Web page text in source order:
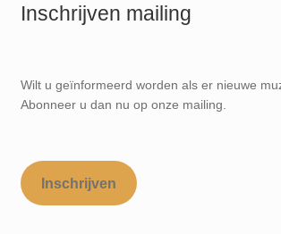
Inschrijven mailing
Wilt u geïnformeerd worden als er nieuwe
Abonneer u dan nu op onze mailing.
Inschrijven